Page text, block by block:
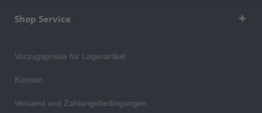
Shop Service
Vorzugspreise für Lagerartikel
Kontakt
Versand und Zahlungsbedingungen